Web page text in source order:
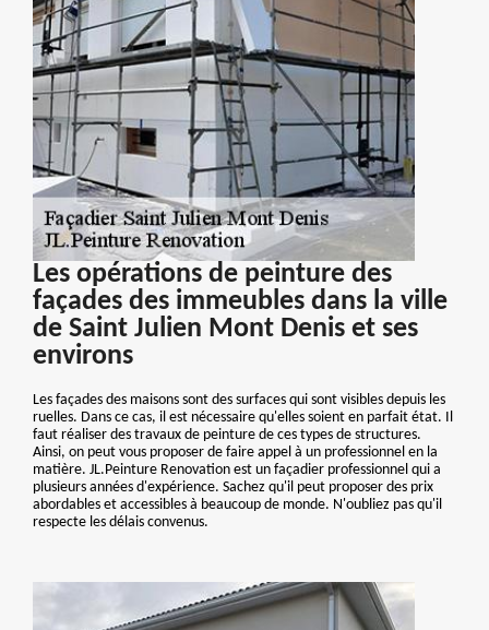
Les opérations de peinture des
façades des immeubles dans la ville
de Saint Julien Mont Denis et ses
environs
Les façades des maisons sont des surfaces qui sont visibles depuis les
ruelles. Dans ce cas, il est nécessaire qu'elles soient en parfait état. Il
faut réaliser des travaux de peinture de ces types de structures.
Ainsi, on peut vous proposer de faire appel à un professionnel en la
matière. JL.Peinture Renovation est un façadier professionnel qui a
plusieurs années d'expérience. Sachez qu'il peut proposer des prix
abordables et accessibles à beaucoup de monde. N'oubliez pas qu'il
respecte les délais convenus.